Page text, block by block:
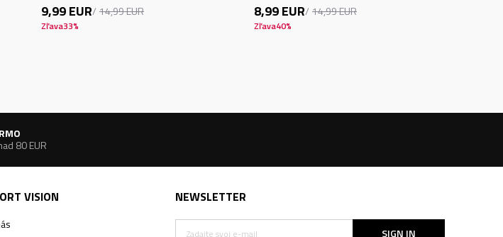
9,99EUR 14,99EUR
Zľava33%
8,99EUR 14,99EUR
Zľava40%
80 EUR
VISION NEWSLETTER
SIGN IN